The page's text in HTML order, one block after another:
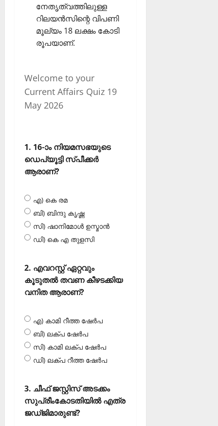
നേതൃത്വത്തിലുള്ള
റിലയന്‍സിന്റെ വിപണി
മൂല്യം 18 ലക്ഷം കോടി
രൂപയാണ്.
Welcome to your
Current Affairs Quiz 19
May 2026
1. 16-ാം നിയമസഭയുടെ
ഡെപ്യൂട്ടി സ്പീക്കര്‍
ആരാണ്?
എ) കെ രമ
ബി) ബിന്ദു കൃഷ്ണ
സി) ഷാനിമോള്‍ ഉസ്മാന്‍
ഡി) കെ എ തുളസി
2. എവറസ്റ്റ് ഏറ്റവും
കൂടുതല്‍ തവണ കീഴടക്കിയ
വനിത ആരാണ്?
എ) കാമി റീത്ത ഷേര്‍പ
ബി) ലക്പ ഷേര്‍പ
സി) കാമി ലക്പ ഷേര്‍പ
ഡി) ലക്പ റീത്ത ഷേര്‍പ
3. ചീഫ് ജസ്റ്റിസ് അടക്കം
സുപ്രീംകോടതിയില്‍ എത്ര
ജഡ്ജിമാരുണ്ട്?